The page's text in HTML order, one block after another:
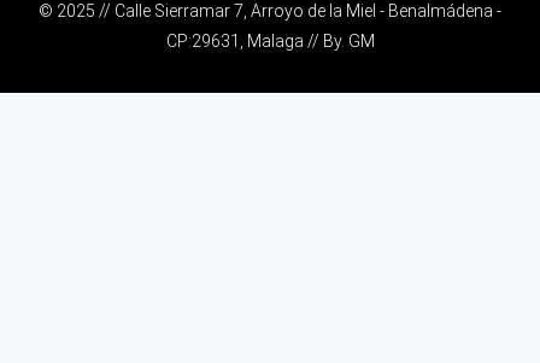
© 2025 // Calle Sierramar 7, Arroyo de la Miel - Benalmádena -
CP:29631, Malaga // By. GM